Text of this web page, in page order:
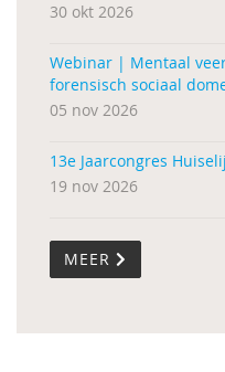
30 okt 2026
Webinar | Mentaal
forensisch sociaal
05 nov 2026
13e Jaarcongres
19 nov 2026
MEER